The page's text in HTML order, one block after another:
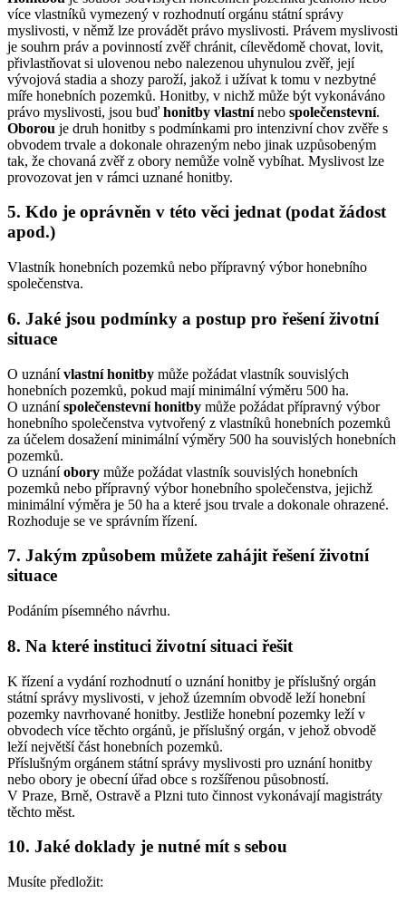
více vlastníků vymezený v rozhodnutí orgánu státní správy
myslivosti, v němž lze provádět právo myslivosti. Právem myslivosti
je souhrn práv a povinností zvěř chránit, cílevědomě chovat, lovit,
přivlastňovat si ulovenou nebo nalezenou uhynulou zvěř, její
vývojová stadia a shozy paroží, jakož i užívat k tomu v nezbytné
míře honebních pozemků. Honitby, v nichž může být vykonáváno
právo myslivosti, jsou buď honitby vlastnínebo společenstevní.
Oborou je druh honitby s podmínkami pro intenzivní chov zvěře s
obvodem trvale a dokonale ohrazeným nebo jinak uzpůsobeným
tak, že chovaná zvěř z obory nemůže volně vybíhat. Myslivost lze
provozovat jen v rámci uznané honitby.
5. Kdo je oprávněn v této věci jednat (podat žádost
apod.)
Vlastník honebních pozemků nebo přípravný výbor honebního
společenstva.
6. Jaké jsou podmínky a postup pro řešení životní
situace
O uznánívlastní honitby může požádat vlastník souvislých
honebních pozemků, pokud mají minimální výměru 500 ha.
O uznáníspolečenstevní honitby může požádat přípravný výbor
honebního společenstva vytvořený z vlastníků honebních pozemků
za účelem dosažení minimální výměry 500 ha souvislých honebních
pozemků.
O uznáníobory může požádat vlastník souvislých honebních
pozemků nebo přípravný výbor honebního společenstva, jejichž
minimální výměra je 50 ha a které jsou trvale a dokonale ohrazené.
Rozhoduje se ve správním řízení.
7. Jakým způsobem můžete zahájit řešení životní
situace
Podáním písemného návrhu.
8. Na které instituci životní situaci řešit
K řízení a vydání rozhodnutí o uznání honitby je příslušný orgán
státní správy myslivosti, v jehož územním obvodě leží honební
pozemky navrhované honitby. Jestliže honební pozemky leží v
obvodech více těchto orgánů, je příslušný orgán, v jehož obvodě
leží největší část honebních pozemků.
Příslušným orgánem státní správy myslivosti pro uznání honitby
nebo obory je obecní úřad obce s rozšířenou působností.
V Praze, Brně, Ostravě a Plzni tuto činnost vykonávají magistráty
těchto měst.
10. Jaké doklady je nutné mít s sebou
Musíte předložit: